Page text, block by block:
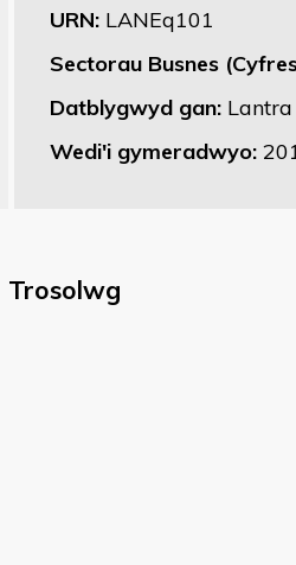
URN: LANEq101
Sectorau Busnes
Datblygwyd gan: Lantra
Wedi'i gymeradwyo:
Trosolwg